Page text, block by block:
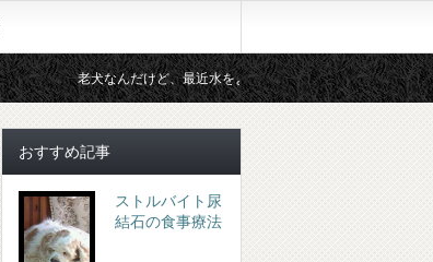
老犬なんだけど、最近水をよく飲むようになったと相談されました。
おすすめ記事
ストルバイト尿
結石の食事療法